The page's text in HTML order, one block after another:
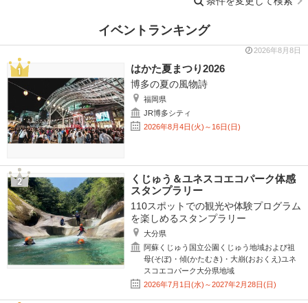
イベントランキング
2026年8月8日
はかた夏まつり2026
博多の夏の風物詩
福岡県
JR博多シティ
2026年8月4日(火)～16日(日)
くじゅう＆ユネスコエコパーク体感
スタンプラリー
110スポットでの観光や体験プログラム
を楽しめるスタンプラリー
大分県
阿蘇くじゅう国立公園くじゅう地域および祖
母(そぼ)・傾(かたむき)・大崩(おおくえ)ユネ
スコエコパーク大分県地域
2026年7月1日(水)～2027年2月28日(日)